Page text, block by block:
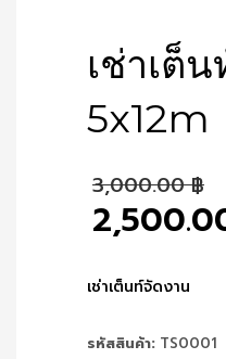
เช่าเต็
5x12m
3,000.00฿
Current
is:
เช่าเต็นท์จัดงาน
รหัสสินค้า: TS0001